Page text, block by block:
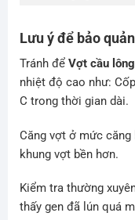
Lưu ý để bảo
Tránh để Vợt cầu
nhiệt độ cao như:
C trong thời gian dài.
Căng vợt ở mức căng
khung vợt bền hơn.
Kiểm tra thường
thấy gen đã lún quá